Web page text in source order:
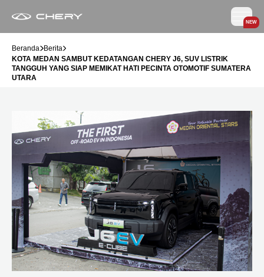
NEW
Beranda Berita
KOTA MEDAN SAMBUT KEDATANGAN CHERY J6, SUV LISTRIK
TANGGUH YANG SIAP MEMIKAT HATI PECINTA OTOMOTIF SUMATERA
UTARA